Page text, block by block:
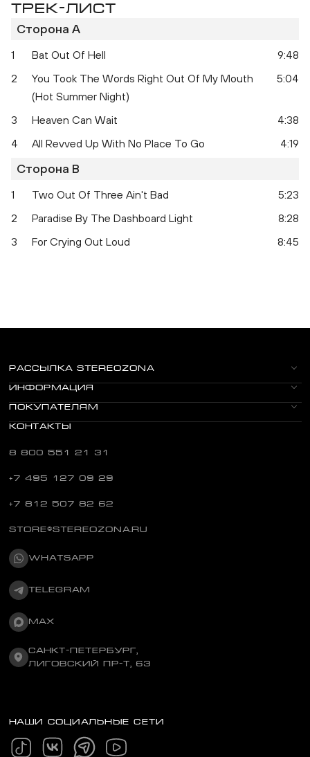
Bat Out Of Hell (Coloured)
ТРЕК-ЛИСТ
Сторона A
1 Bat Out Of Hell
9:48
2
You Took The Words Right Out Of My Mouth
(Hot Summer Night)
5:04
3 Heaven Can Wait
4:38
4
All Revved Up With No Place To Go 4:19
Сторона B
1 Two Out Of Three Ain't Bad
5:23
2
Paradise By The Dashboard Light
8:28
3
For Crying Out Loud 8:45
РАССЫЛКА STEREOZONA
ИНФОРМАЦИЯ
ПОКУПАТЕЛЯМ
КОНТАКТЫ
8 800 551 21 31
+7 495 127 09 29
+7 812 507 82 62
STORE@STEREOZONA.RU
WHATSAPP
TELEGRAM
MAX
САНКТ-ПЕТЕРБУРГ,
ЛИГОВСКИЙ ПР-Т, 63
НАШИ СОЦИАЛЬНЫЕ СЕТИ